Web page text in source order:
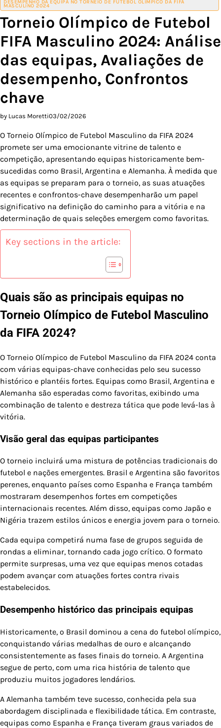
DESEMPENHO DA EQUIPA NO TORNEIO DE FUTEBOL OLÍMPICO DA FIFA
MASCULINO 2024
Torneio Olímpico de Futebol
FIFA Masculino 2024: Análise
das equipas, Avaliações de
desempenho, Confrontos
chave
by Lucas Moretti03/02/2026
O Torneio Olímpico de Futebol Masculino da FIFA 2024
promete ser uma emocionante vitrine de talento e
competição, apresentando equipas historicamente bem-
sucedidas como Brasil, Argentina e Alemanha. À medida que
as equipas se preparam para o torneio, as suas atuações
recentes e confrontos-chave desempenharão um papel
significativo na definição do caminho para a vitória e na
determinação de quais seleções emergem como favoritas.
Key sections in the article:
Quais são as principais equipas no
Torneio Olímpico de Futebol Masculino
da FIFA 2024?
O Torneio Olímpico de Futebol Masculino da FIFA 2024 conta
com várias equipas-chave conhecidas pelo seu sucesso
histórico e plantéis fortes. Equipas como Brasil, Argentina e
Alemanha são esperadas como favoritas, exibindo uma
combinação de talento e destreza tática que pode levá-las à
vitória.
Visão geral das equipas participantes
O torneio incluirá uma mistura de potências tradicionais do
futebol e nações emergentes. Brasil e Argentina são favoritos
perenes, enquanto países como Espanha e França também
mostraram desempenhos fortes em competições
internacionais recentes. Além disso, equipas como Japão e
Nigéria trazem estilos únicos e energia jovem para o torneio.
Cada equipa competirá numa fase de grupos seguida de
rondas a eliminar, tornando cada jogo crítico. O formato
permite surpresas, uma vez que equipas menos cotadas
podem avançar com atuações fortes contra rivais
estabelecidos.
Desempenho histórico das principais equipas
Historicamente, o Brasil dominou a cena do futebol olímpico,
conquistando várias medalhas de ouro e alcançando
consistentemente as fases finais do torneio. A Argentina
segue de perto, com uma rica história de talento que
produziu muitos jogadores lendários.
A Alemanha também teve sucesso, conhecida pela sua
abordagem disciplinada e flexibilidade tática. Em contraste,
equipas como Espanha e França tiveram graus variados de